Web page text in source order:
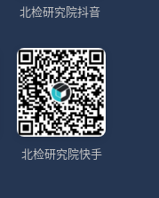
北检研究院抖音
北检研究院快手